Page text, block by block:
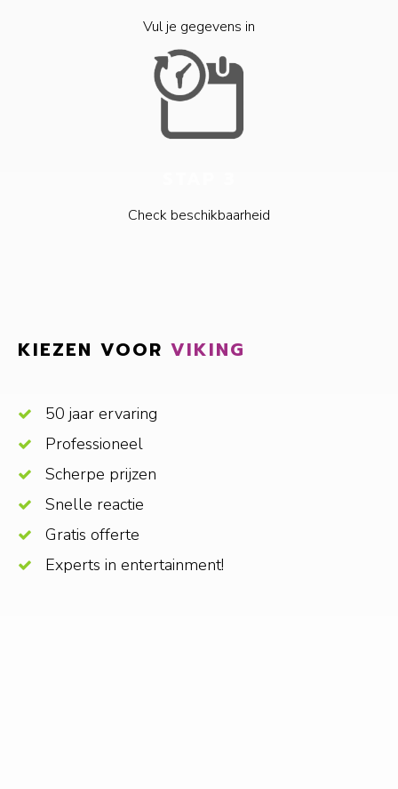
Vul je gegevens in
Check beschikbaarheid
KIEZEN VOOR VIKING
50 jaar ervaring
Professioneel
Scherpe prijzen
Snelle reactie
Gratis offerte
Experts in entertainment!